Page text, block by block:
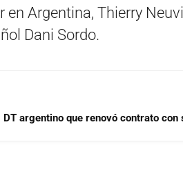
Argentina, Thierry
Dani Sordo.
argentino que renovó contrato con